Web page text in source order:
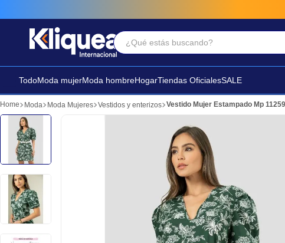
¿Qué estás buscando?
TodoModa mujerModa hombreHogarTiendas OficialesSALE
Moda Moda Mujeres Vestidos y enterizos Vestido Mujer Estampado Mp
Términos Más Buscados
2. sandalia
3. futbol